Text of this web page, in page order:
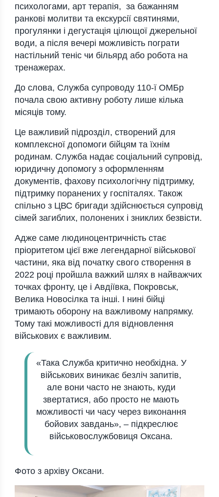
психологами, арт терапія, за бажанням
ранкові молитви та екскурсії святинями,
прогулянки і дегустація цілющої джерельної
води, а після вечері можливість пограти
настільний теніс чи більярд або робота на
тренажерах.
До слова, Служба супроводу 110-ї ОМБр
почала свою активну роботу лише кілька
місяців тому.
Це важливий підрозділ, створений для
комплексної допомоги бійцям та їхнім
родинам. Служба надає соціальний супровід,
юридичну допомогу з оформленням
документів, фахову психологічну підтримку,
підтримку поранених у госпіталях. Також
спільно з ЦВС бригади здійснюється супровід
сімей загиблих, полонених і зниклих безвісти.
Адже саме людиноцентричність стає
пріоритетом цієї вже легендарної військової
частини, яка від початку свого створення в
2022 році пройшла важкий шлях в найважчих
точках фронту, це і Авдіївка, Покровськ,
Велика Новосілка та інші. І нині бійці
тримають оборону на важливому напрямку.
Тому такі можливості для відновлення
військових є важливим.
«Така Служба критично необхідна. У
військових виникає безліч запитів,
але вони часто не знають, куди
звертатися, або просто не мають
можливості чи часу через виконання
бойових завдань», – підкреслює
військовослужбовиця Оксана.
Фото з архіву Оксани.